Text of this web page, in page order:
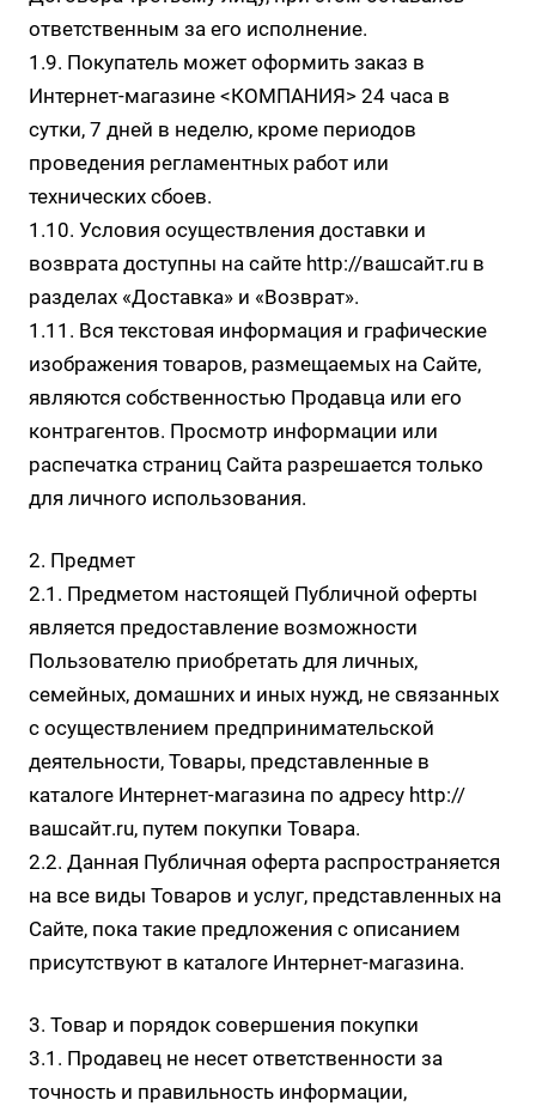
ответственным за его исполнение.
1.9. Покупатель может оформить заказ в
Интернет-магазине <КОМПАНИЯ> 24 часа в
сутки, 7 дней в неделю, кроме периодов
проведения регламентных работ или
технических сбоев.
1.10. Условия осуществления доставки и
возврата доступны на сайте http://вашсайт.ru в
разделах «Доставка» и «Возврат».
1.11. Вся текстовая информация и графические
изображения товаров, размещаемых на Сайте,
являются собственностью Продавца или его
контрагентов. Просмотр информации или
распечатка страниц Сайта разрешается только
для личного использования.
2. Предмет
2.1. Предметом настоящей Публичной оферты
является предоставление возможности
Пользователю приобретать для личных,
семейных, домашних и иных нужд, не связанных
с осуществлением предпринимательской
деятельности, Товары, представленные в
каталоге Интернет-магазина по адресу http://
вашсайт.ru, путем покупки Товара.
2.2. Данная Публичная оферта распространяется
на все виды Товаров и услуг, представленных на
Сайте, пока такие предложения с описанием
присутствуют в каталоге Интернет-магазина.
3. Товар и порядок совершения покупки
3.1. Продавец не несет ответственности за
точность и правильность информации,